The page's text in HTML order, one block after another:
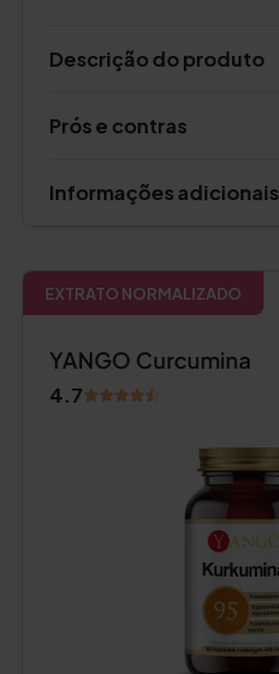
Descrição do produto
Prós e contras
Informações adicionais
EXTRATO NORMALIZADO
YANGO Curcumina
4.7